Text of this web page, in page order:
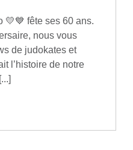
💛💙 fête ses 60 ans.
nous vous
de judokates et
l’histoire de notre